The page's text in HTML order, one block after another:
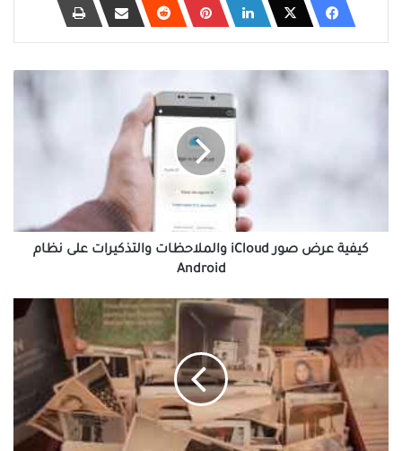
Android
كيفية عرض صور iCloud والملاحظات والتذكيرات على نظام
Android
أفضل
5
تطبيقات
التشغيل
Mac